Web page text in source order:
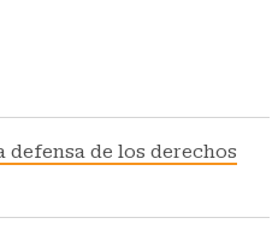
de los derechos